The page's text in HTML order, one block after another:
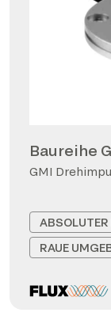
Baureihe
GMI
ABSOLUTER
RAUE